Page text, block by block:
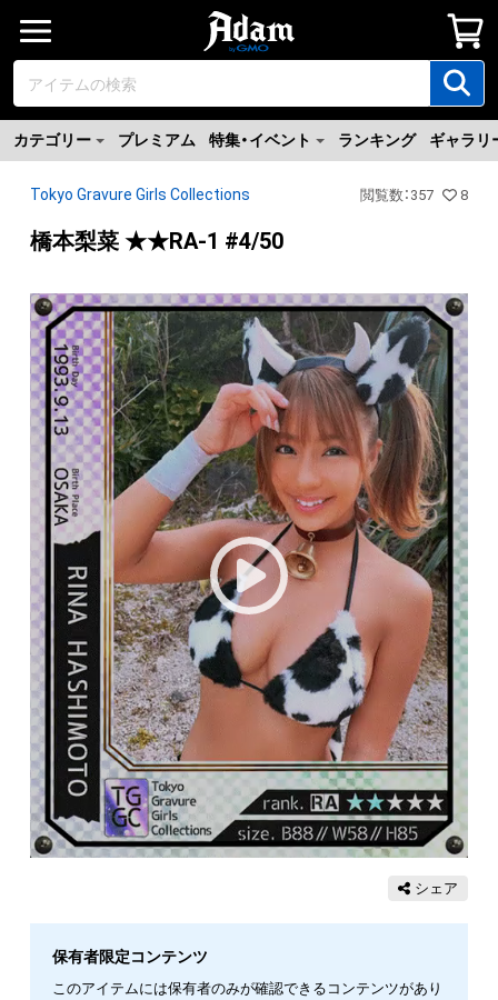
カテゴリー プレミアム 特集・イベント ランキング ギャラリ
Tokyo Gravure Girls Collections 閲覧数 ： 357 8
橋本梨菜 ★★RA-1 #4/50
シェア
保有者限定コンテンツ
このアイテムには保有者のみが確認できるコンテンツがあり